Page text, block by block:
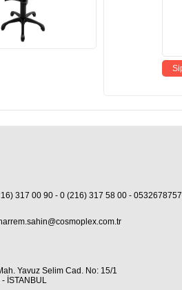
317 00 90 - 0 (216) 317 58 00 -
Yavuz Selim Cad. No: 15/1
İSTANBUL